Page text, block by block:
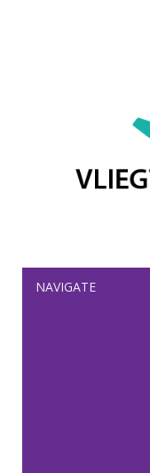
NAVIGATE